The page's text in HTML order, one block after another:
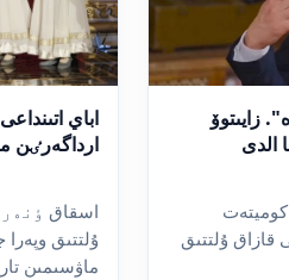
زايىتوۆ
الدى
قازاق ۇلتتىق
ارداگەرٸن
اسقاق
ماۋسىمىن